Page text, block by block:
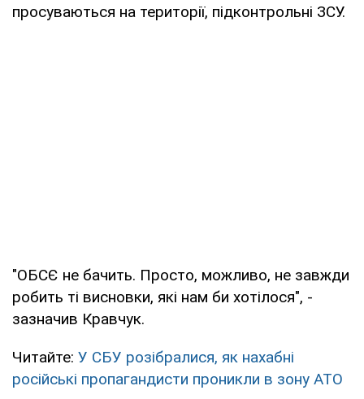
просуваються на території, підконтрольні ЗСУ.
"ОБСЄ не бачить. Просто, можливо, не завжди
робить ті висновки, які нам би хотілося", -
зазначив Кравчук.
Читайте: У СБУ розібралися, як нахабні
російські пропагандисти проникли в зону АТО